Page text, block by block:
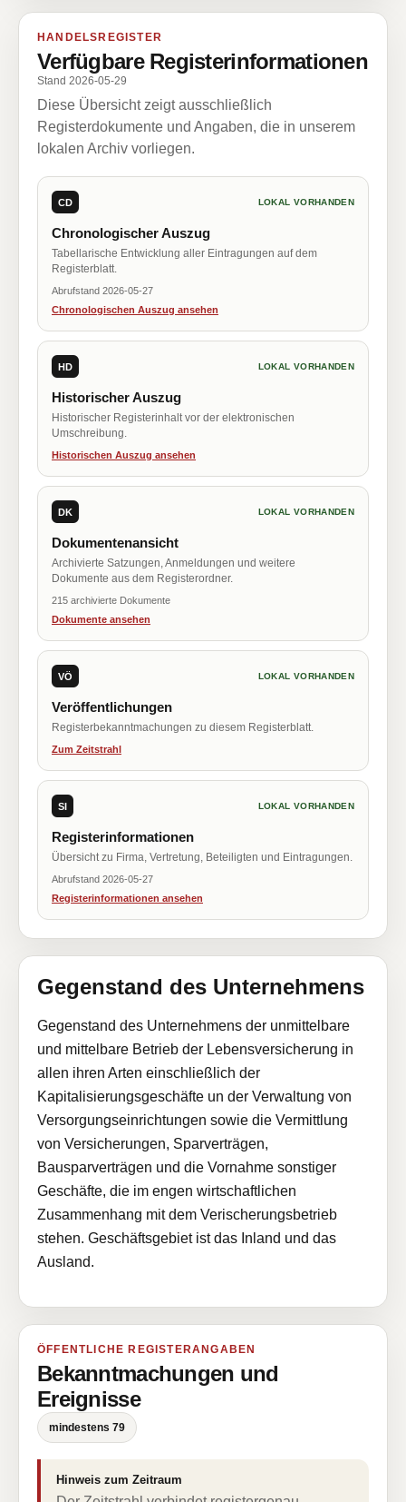
HANDELSREGISTER
Verfügbare Registerinformationen
Stand 2026-05-29
Diese Übersicht zeigt ausschließlich
Registerdokumente und Angaben, die in unserem
lokalen Archiv vorliegen.
CD LOKAL VORHANDEN
Chronologischer Auszug
Tabellarische Entwicklung aller Eintragungen auf dem
Registerblatt.
Abrufstand 2026-05-27
Chronologischen Auszug ansehen
HD LOKAL VORHANDEN
Historischer Auszug
Historischer Registerinhalt vor der elektronischen
Umschreibung.
Historischen Auszug ansehen
DK LOKAL VORHANDEN
Dokumentenansicht
Archivierte Satzungen, Anmeldungen und weitere
Dokumente aus dem Registerordner.
215 archivierte Dokumente
Dokumente ansehen
VÖ LOKAL VORHANDEN
Veröffentlichungen
Registerbekanntmachungen zu diesem Registerblatt.
Zum Zeitstrahl
SI LOKAL VORHANDEN
Registerinformationen
Übersicht zu Firma, Vertretung, Beteiligten und Eintragungen.
Abrufstand 2026-05-27
Registerinformationen ansehen
Gegenstand des Unternehmens
Gegenstand des Unternehmens der unmittelbare
und mittelbare Betrieb der Lebensversicherung in
allen ihren Arten einschließlich der
Kapitalisierungsgeschäfte un der Verwaltung von
Versorgungseinrichtungen sowie die Vermittlung
von Versicherungen, Sparverträgen,
Bausparverträgen und die Vornahme sonstiger
Geschäfte, die im engen wirtschaftlichen
Zusammenhang mit dem Verischerungsbetrieb
stehen. Geschäftsgebiet ist das Inland und das
Ausland.
ÖFFENTLICHE REGISTERANGABEN
Bekanntmachungen und
Ereignisse
mindestens 79
Hinweis zum Zeitraum